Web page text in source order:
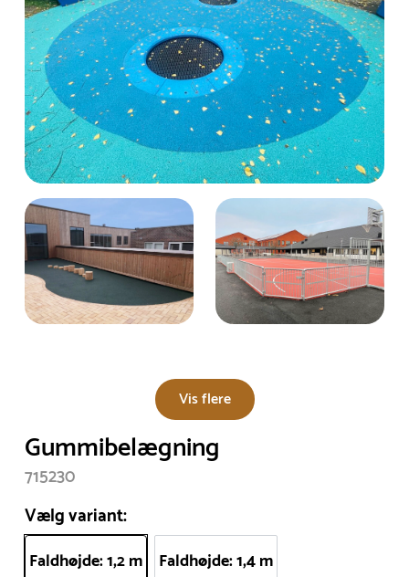
Vis flere
Gummibelægning
715230
Vælg variant:
Faldhøjde: 1,2 m Faldhøjde: 1,4 m